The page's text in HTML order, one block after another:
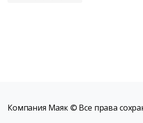
Компания Маяк © Все права